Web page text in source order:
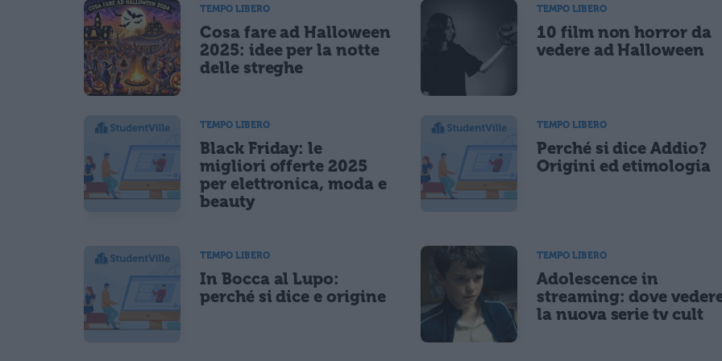
TEMPO LIBERO
Cosa fare ad Halloween
2025: idee per la notte
delle streghe
TEMPO LIBERO
10 film non horror da
vedere ad Halloween
TEMPO LIBERO
Black Friday: le
migliori offerte 2025
per elettronica, moda e
beauty
TEMPO LIBERO
Perché si dice Addio?
Origini ed etimologia
TEMPO LIBERO
In Bocca al Lupo:
perché si dice e origine
TEMPO LIBERO
Adolescence in
streaming: dove
la nuova serie tv cult